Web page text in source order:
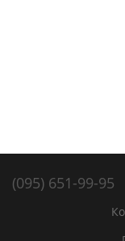
(095) 651-99-95